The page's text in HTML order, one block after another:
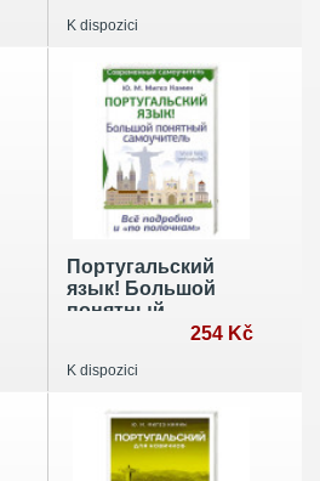
K dispozici
Португальский
язык! Большой
понятный
самоучитель. Всё
полочкам"
254 Kč
K dispozici